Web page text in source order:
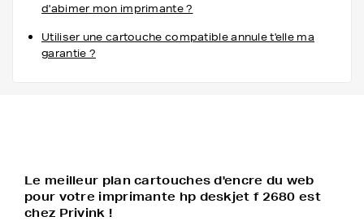
d'abimer mon imprimante ?
Utiliser une cartouche compatible annule t'elle ma
garantie ?
Le meilleur plan cartouches d'encre du web
pour votre imprimante hp deskjet f 2680 est
chez Privink !